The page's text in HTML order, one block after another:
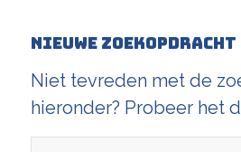
Nieuwe zoekopdracht
Niet tevreden met de
hieronder? Probeer het